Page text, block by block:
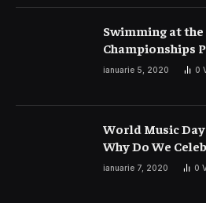
Swimming at
ianuarie 5, 2020 0
World Music
Why Do We
ianuarie 7, 2020 0